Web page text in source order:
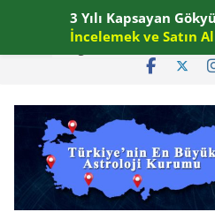
content
Perşembe,
3 Yılı Kapsayan
İncelemek ve Satın